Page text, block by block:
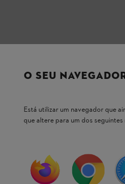
A aparência e a aplicação real das
O SEU
Está utilizar um navegador que
que altere para um dos